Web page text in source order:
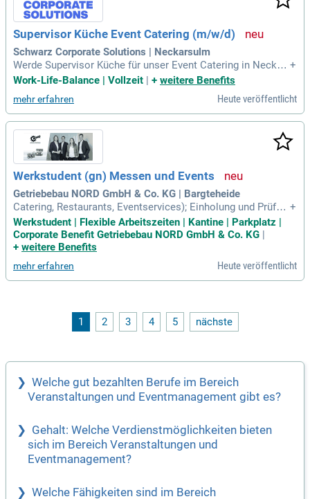
Supervisor Küche Event Catering (m/w/d)
Schwarz Corporate Solutions | Neckarsulm
Werde Supervisor Küche für unser Event Catering in Neckar
sulm! Wir suchen einen erfahrenen Koch (m/w/d) mit fundie
stronomie oder VIP-Events. Du bringst Leidenschaft für krea
tive Küche und einen verantwortungsbewussten Umgang mi
t Lebensmitteln mit. In stressigen Situationen bleibst du ste
ts gelassen und agierst teamorientiert. Zudem beherrschst
du Deutsch fließend, kennst die HACCP-Standards und bist
flexibel für exklusive Abend- und Wochenendveranstaltunge
n. Lust, Teil unseres dynamischen Teams zu werden? Dann
bewirb dich jetzt!
+
Work-Life-Balance | Vollzeit | + weitere Benefits
mehr erfahren Heute veröffentlicht
Werkstudent (gn) Messen und Events
Getriebebau NORD GmbH & Co. KG | Bargteheide
Catering, Restaurants, Eventservices); Einholung und Prüfun
g von Angeboten externer Dienstleister; Erstellung von Infor
mations- und Präsentationsmaterialien rund um Messen un
d Events; Unterstützung bei der Planung und Durchführung in
+
Werkstudent | Flexible Arbeitszeiten | Kantine | Parkplatz |
Corporate Benefit Getriebebau NORD GmbH & Co. KG
+ weitere Benefits
mehr erfahren Heute veröffentlicht
1 2 3 4 5 nächste
Welche gut bezahlten Berufe im Bereich
Veranstaltungen und Eventmanagement gibt es?
Gehalt: Welche Verdienstmöglichkeiten bieten
sich im Bereich Veranstaltungen und
Eventmanagement?
Welche Fähigkeiten sind im Bereich